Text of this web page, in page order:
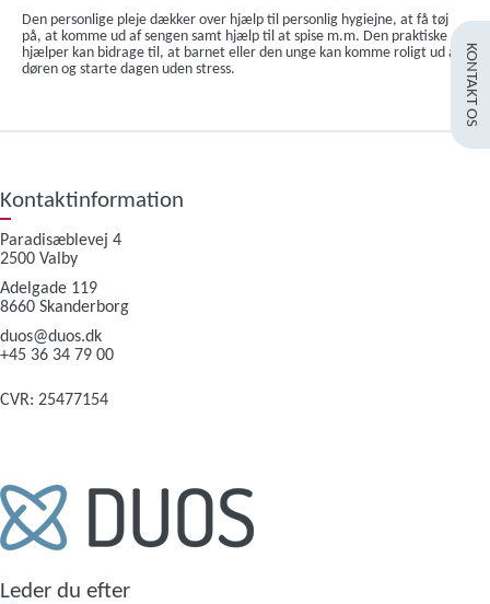
KONTAKT OS
Den personlige pleje dækker over hjælp til personlig hygiejne, at få tøj
på, at komme ud af sengen samt hjælp til at spise m.m. Den praktiske
hjælper kan bidrage til, at barnet eller den unge kan komme roligt ud ad
døren og starte dagen uden stress.
Kontaktinformation
Paradisæblevej 4
2500 Valby
Adelgade 119
8660 Skanderborg
duos@duos.dk
+45 36 34 79 00
CVR: 25477154
Leder du efter